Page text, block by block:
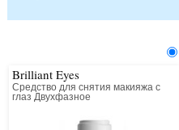
Brilliant Eyes
Средство для снятия макияжа с
глаз Двухфазное